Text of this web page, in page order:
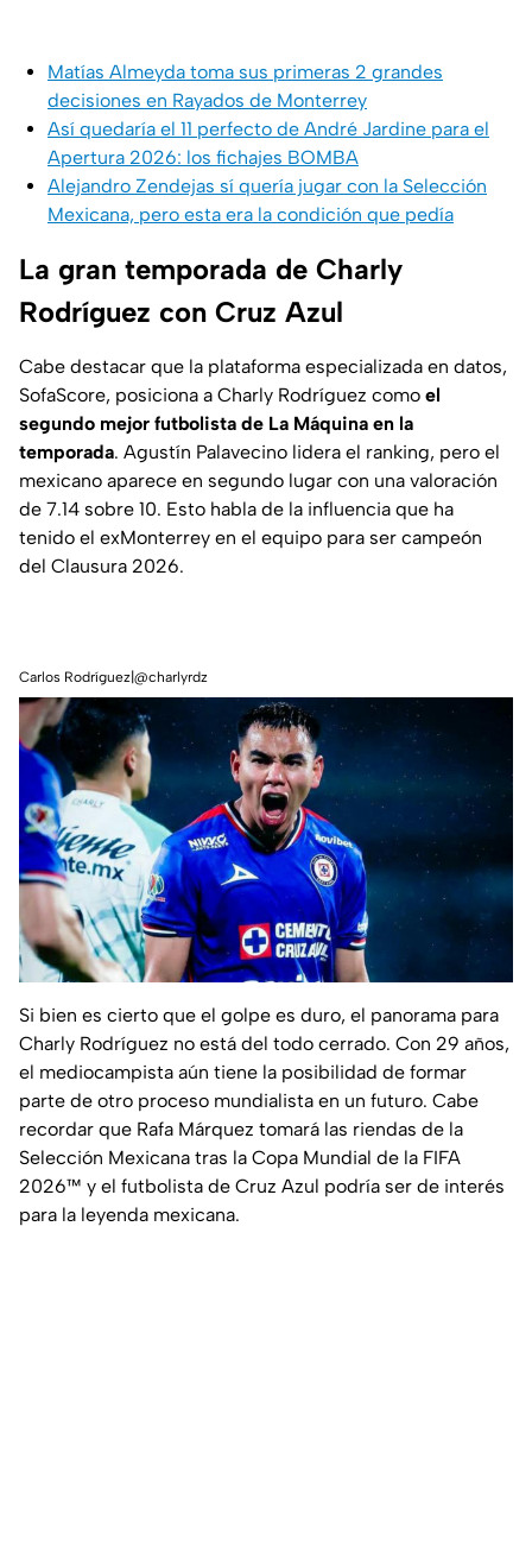
Matías Almeyda toma sus primeras 2 grandes
decisiones en Rayados de Monterrey
Así quedaría el 11 perfecto de André Jardine para el
Apertura 2026: los fichajes BOMBA
Alejandro Zendejas sí quería jugar con la Selección
Mexicana, pero esta era la condición que pedía
La gran temporada de Charly
Rodríguez con Cruz Azul
Cabe destacar que la plataforma especializada en datos,
SofaScore, posiciona a Charly Rodríguez como el
segundo mejor futbolista de La Máquina en la
temporada. Agustín Palavecino lidera el ranking, pero el
mexicano aparece en segundo lugar con una valoración
de 7.14 sobre 10. Esto habla de la influencia que ha
tenido el exMonterrey en el equipo para ser campeón
del Clausura 2026.
Carlos Rodríguez|@charlyrdz
Si bien es cierto que el golpe es duro, el panorama para
Charly Rodríguez no está del todo cerrado. Con 29 años,
el mediocampista aún tiene la posibilidad de formar
parte de otro proceso mundialista en un futuro. Cabe
recordar que Rafa Márquez tomará las riendas de la
Selección Mexicana tras la Copa Mundial de la FIFA
2026™ y el futbolista de Cruz Azul podría ser de interés
para la leyenda mexicana.